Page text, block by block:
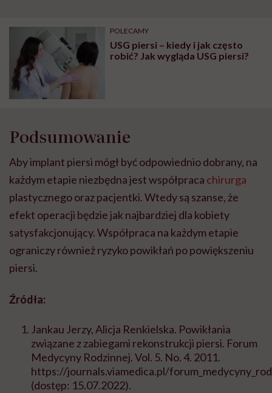
POLECAMY
USG piersi – kiedy i jak często
robić? Jak wygląda USG piersi?
Podsumowanie
Aby implant piersi mógł być odpowiednio dobrany, na
każdym etapie niezbędna jest współpraca chirurga
plastycznego oraz pacjentki. Wtedy są szanse, że
efekt operacji będzie jak najbardziej dla kobiety
satysfakcjonujący. Współpraca na każdym etapie
ograniczy również ryzyko powikłań po powiększeniu
piersi.
Źródła:
Jankau Jerzy, Alicja Renkielska. Powikłania
związane z zabiegami rekonstrukcji piersi. Forum
Medycyny Rodzinnej. Vol. 5. No. 4. 2011.
https://journals.viamedica.pl/
(dostęp: 15.07.2022).